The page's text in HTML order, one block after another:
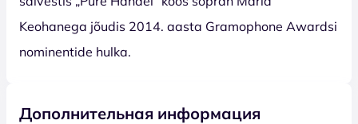
Keohanega jõudis 2014. aasta Gramophone Awardsi
nominentide hulka.
Дополнительная информация